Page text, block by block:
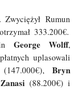
Rumun
333.200€.
George Wolff,
uplasowali
(147.000€), Bryn
(88.200€) i